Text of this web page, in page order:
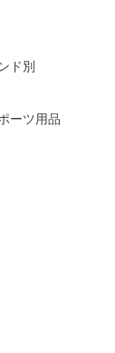
ド別
ーツ用品